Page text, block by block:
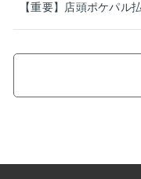
【重要】店頭ポケパル